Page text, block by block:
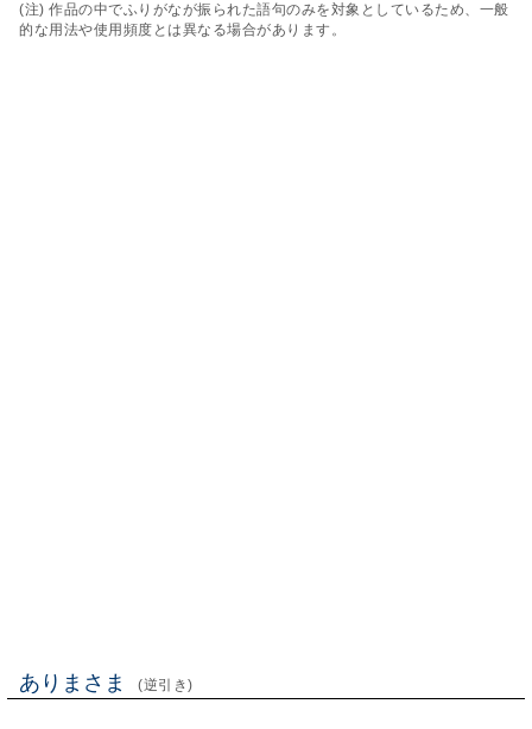
(注) 作品の中でふりがなが振られた語句のみを対象としているため、一般
的な用法や使用頻度とは異なる場合があります。
ありまさま (逆引き)